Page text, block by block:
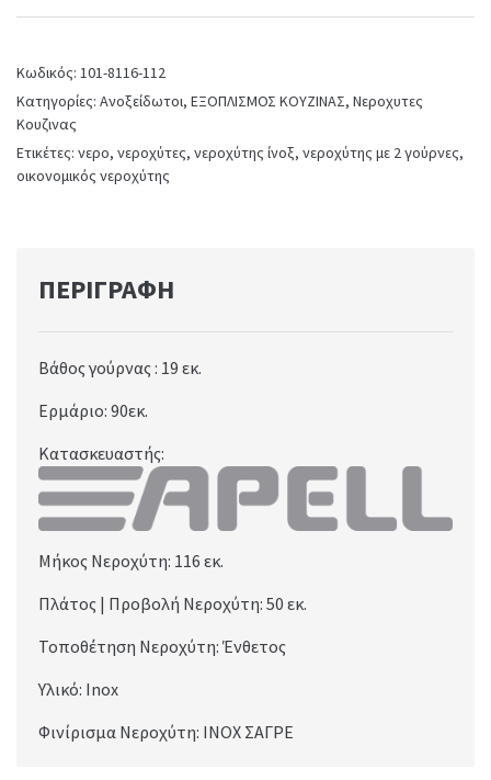
Κωδικός: 101-8116-112
Κατηγορίες: Ανοξείδωτοι, ΕΞΟΠΛΙΣΜΟΣ ΚΟΥΖΙΝΑΣ, Νεροχυτες
Κουζινας
Ετικέτες: νερο, νεροχύτες, νεροχύτης ίνοξ, νεροχύτης με 2 γούρνες,
οικονομικός νεροχύτης
ΠΕΡΙΓΡΑΦΉ
Βάθος γούρνας : 19 εκ.
Ερμάριο: 90εκ.
Κατασκευαστής:
Μήκος Νεροχύτη: 116 εκ.
Πλάτος | Προβολή Νεροχύτη: 50 εκ.
Τοποθέτηση Νεροχύτη: Ένθετος
Υλικό: Inox
Φινίρισμα Νεροχύτη: INOX ΣΑΓΡΕ